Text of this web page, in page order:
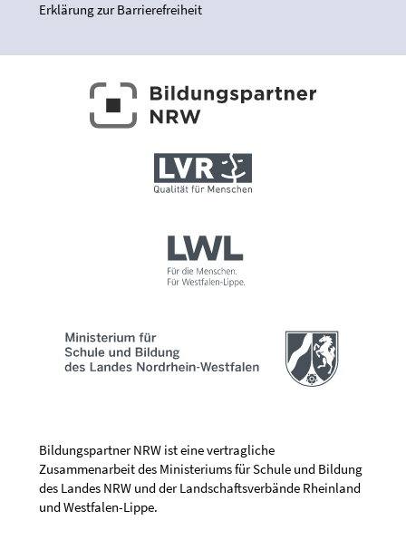
Erklärung zur Barrierefreiheit
Bildungspartner NRW ist eine vertragliche
Zusammenarbeit des Ministeriums für Schule und Bildung
des Landes NRW und der Landschaftsverbände Rheinland
und Westfalen-Lippe.